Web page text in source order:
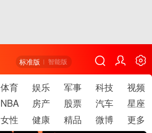
标准版 智能版
体育 娱乐 军事 科技
视频
NBA 房产 股票 汽车
星座
女性 健康 精品 微博 更多